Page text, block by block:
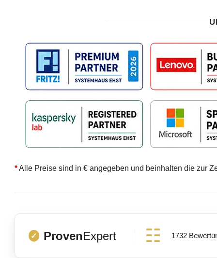
*Alle Preise sind in € angegeben und beinhalten die zur
✓ ProvenExpert 1732